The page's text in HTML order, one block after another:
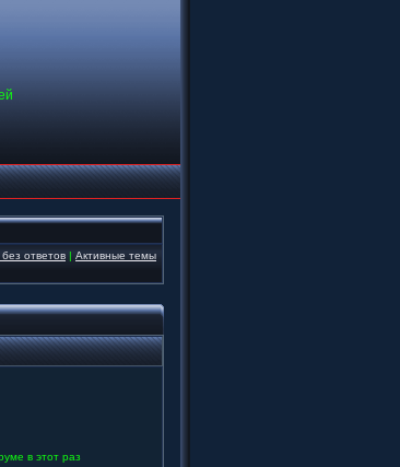
ответов | Активные темы
в этот раз